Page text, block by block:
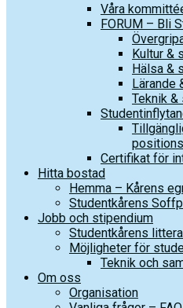
Våra
FORUM – Bli
Kultur &
Hälsa &
Lärande
Teknik &
positions
Certifikat för
Hitta bostad
Hemma – Kårens
Studentkårens
Jobb och stipendium
Studentkårens
Möjligheter för
Teknik och
Om oss
Organisation